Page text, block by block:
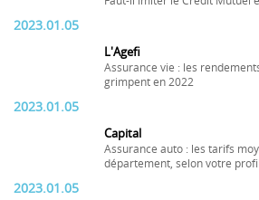
2023.01.05
L'Agefi
Assurance vie : les
grimpent en 2022
2023.01.05
Capital
Assurance auto : les tarifs
département, selon votre profil
2023.01.05